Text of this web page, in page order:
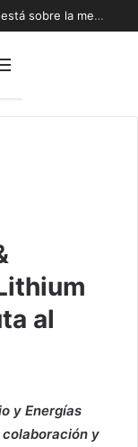
Biministro Daniel Mas: “La oportunidad está sobre la mesa y tenemos que aprovecharla”
al
y Energías
colaboración y